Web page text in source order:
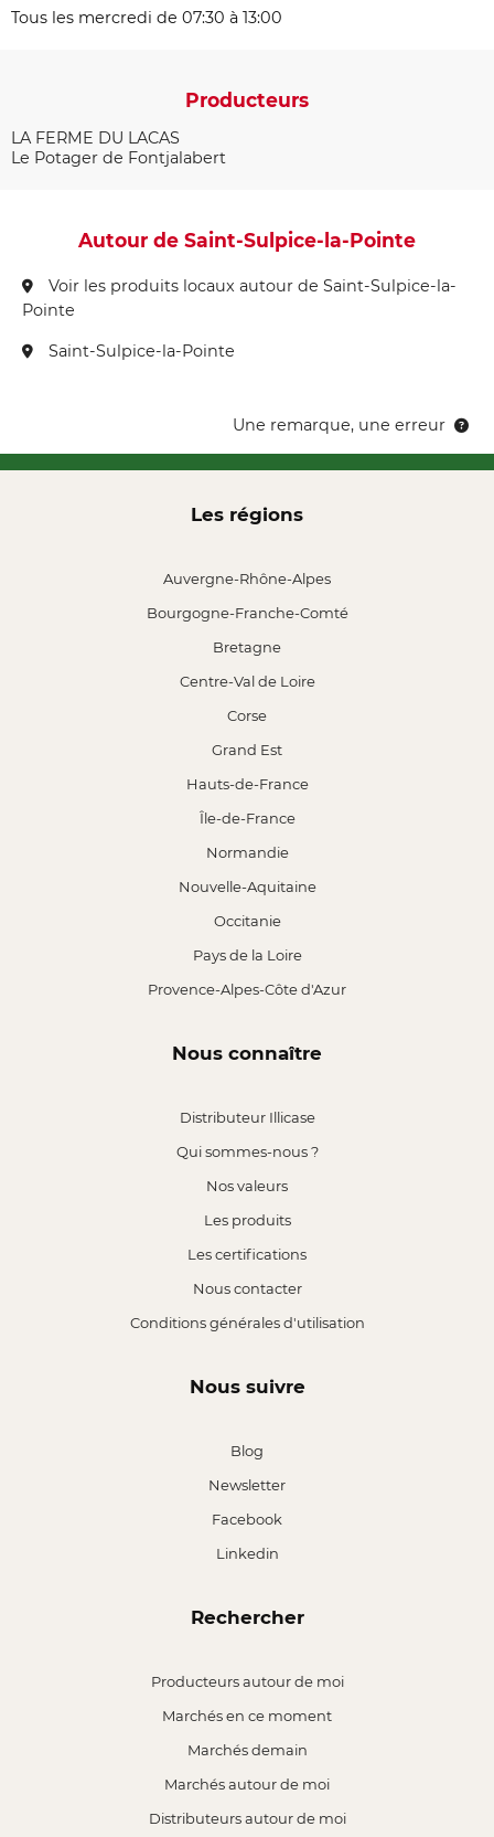
Tous les mercredi de 07:30 à 13:00
Producteurs
LA FERME DU LACAS
Le Potager de Fontjalabert
Autour de Saint-Sulpice-la-Pointe
Voir les produits locaux autour de Saint-Sulpice-la-
Pointe
Saint-Sulpice-la-Pointe
Une remarque, une erreur
Les régions
Auvergne-Rhône-Alpes
Bourgogne-Franche-Comté
Bretagne
Centre-Val de Loire
Corse
Grand Est
Hauts-de-France
Île-de-France
Normandie
Nouvelle-Aquitaine
Occitanie
Pays de la Loire
Provence-Alpes-Côte d'Azur
Nous connaître
Distributeur Illicase
Qui sommes-nous ?
Nos valeurs
Les produits
Les certifications
Nous contacter
Conditions générales d'utilisation
Nous suivre
Blog
Newsletter
Facebook
Linkedin
Rechercher
Producteurs autour de moi
Marchés en ce moment
Marchés demain
Marchés autour de moi
Distributeurs autour de moi